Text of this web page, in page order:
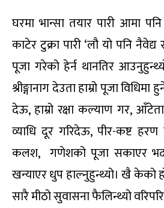
घरमा भान्सा तयार पारी आमा
काटेर टुक्रा पारी ‘लौ यो पनि
पूजा गरेको हेर्न थानतिर
श्रीङ्गानाग देउता हाम्रो पूजा
देऊ, हाम्रो रक्षा कल्याण गर,
व्याधि दूर गरिदेऊ, पीर-कष्ट
कलश, गणेशको पूजा सकाएर
खन्याएर धुप हाल्नुहुन्थ्यो। खै केको
सारै मीठो सुवासना फैलिन्थ्यो